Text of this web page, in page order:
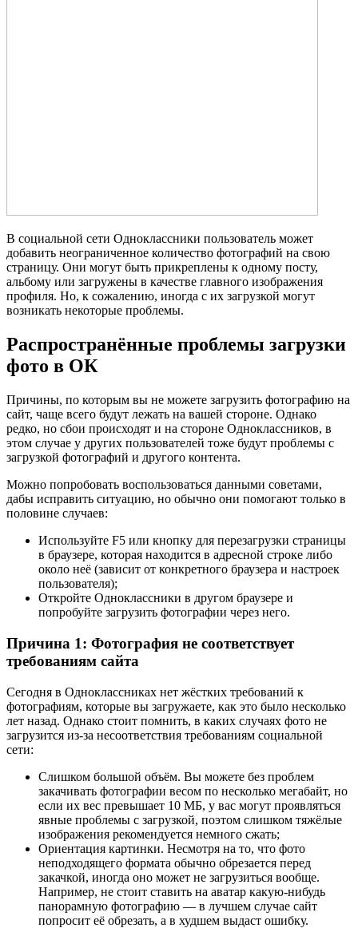
В социальной сети Одноклассники пользователь может
добавить неограниченное количество фотографий на свою
страницу. Они могут быть прикреплены к одному посту,
альбому или загружены в качестве главного изображения
профиля. Но, к сожалению, иногда с их загрузкой могут
возникать некоторые проблемы.
Распространённые проблемы загрузки
фото в ОК
Причины, по которым вы не можете загрузить фотографию на
сайт, чаще всего будут лежать на вашей стороне. Однако
редко, но сбои происходят и на стороне Одноклассников, в
этом случае у других пользователей тоже будут проблемы с
загрузкой фотографий и другого контента.
Можно попробовать воспользоваться данными советами,
дабы исправить ситуацию, но обычно они помогают только в
половине случаев:
Используйте F5 или кнопку для перезагрузки страницы
в браузере, которая находится в адресной строке либо
около неё (зависит от конкретного браузера и настроек
пользователя);
Откройте Одноклассники в другом браузере и
попробуйте загрузить фотографии через него.
Причина 1: Фотография не соответствует
требованиям сайта
Сегодня в Одноклассниках нет жёстких требований к
фотографиям, которые вы загружаете, как это было несколько
лет назад. Однако стоит помнить, в каких случаях фото не
загрузится из-за несоответствия требованиям социальной
сети:
Слишком большой объём. Вы можете без проблем
закачивать фотографии весом по несколько мегабайт, но
если их вес превышает 10 МБ, у вас могут проявляться
явные проблемы с загрузкой, поэтом слишком тяжёлые
изображения рекомендуется немного сжать;
Ориентация картинки. Несмотря на то, что фото
неподходящего формата обычно обрезается перед
закачкой, иногда оно может не загрузиться вообще.
Например, не стоит ставить на аватар какую-нибудь
панорамную фотографию — в лучшем случае сайт
попросит её обрезать, а в худшем выдаст ошибку.